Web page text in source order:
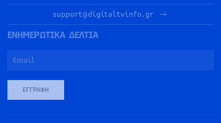
support@digitaltvinfo.gr
ΕΝΗΜΕΡΩΤΙΚΑ ΔΕΛΤΙΑ
ΕΓΓΡΑΦΉ